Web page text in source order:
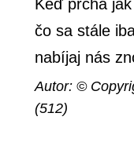
Keď prchá
čo sa stále
nabíjaj nás
Autor: ©
(512)